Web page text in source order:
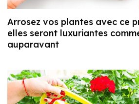
Arrosez vos plantes avec ce
elles seront luxuriantes
auparavant